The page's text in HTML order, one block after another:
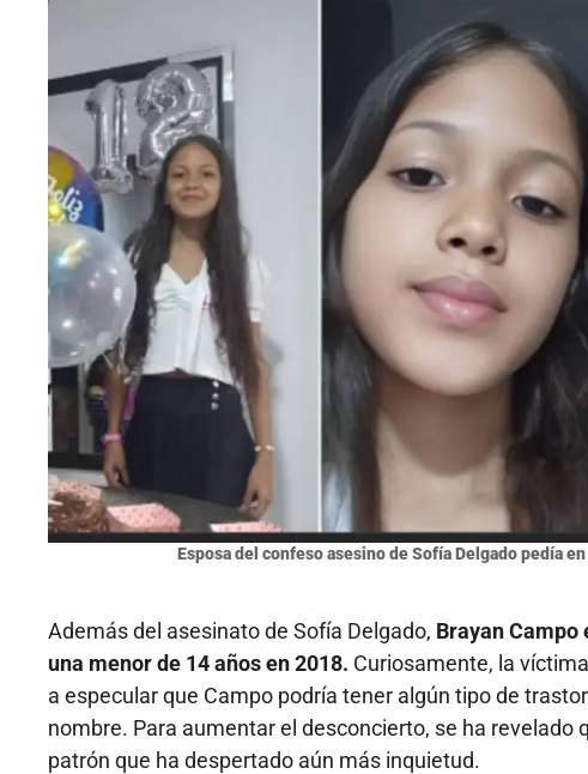
Esposa del confeso asesino de Sofía Delgado pedía
Además del asesinato de Sofía Delgado, Brayan
una menor de 14 años en 2018. Curiosamente, la
a especular que Campo podría tener algún tipo de
nombre. Para aumentar el desconcierto, se ha revelado
patrón que ha despertado aún más inquietud.